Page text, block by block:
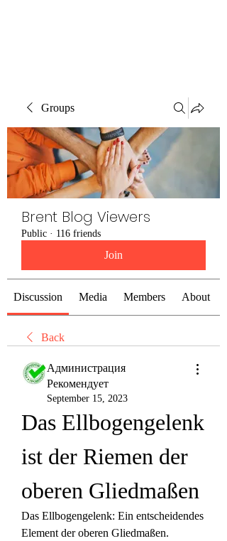
Groups
Brent Blog Viewers
Public · 116 friends
Join
Discussion Media Members About
Back
Администрация
Рекомендует
September 15, 2023
Das Ellbogengelenk
ist der Riemen der
oberen Gliedmaßen
Das Ellbogengelenk: Ein entscheidendes
Element der oberen Gliedmaßen.